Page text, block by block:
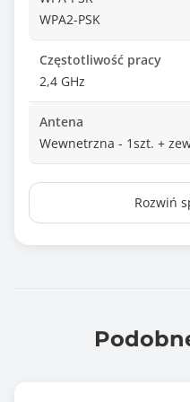
WPA2-PSK
Częstotliwość pracy
2,4 GHz
Antena
Wewnetrzna - 1szt. +
Zysk anteny
1x 2 dBi + 1x 5 dBi
Wymiary [G x S x W]
Rozwiń